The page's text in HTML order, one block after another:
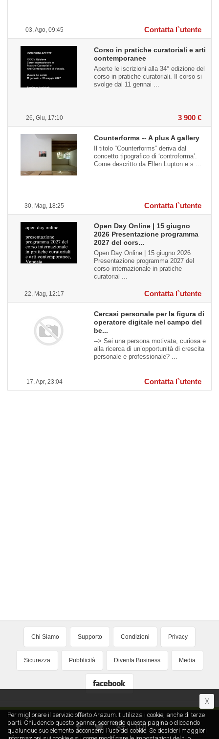
03, Ago, 09:45 Contatta l`utente
26, Giu, 17:10
Corso in pratiche curatoriali e arti
contemporanee
Aperte le iscrizioni alla 34° edizione del
corso in pratiche curatoriali. Il corso si
svolge dal 11 gennai ...
3 900 €
30, Mag, 18:25
Counterforms -- A plus A gallery
Il titolo “Counterforms” deriva dal
concetto tipografico di ‘controforma’.
Come descritto da Ellen Lupton e s ...
Contatta l`utente
22, Mag, 12:17
Open Day Online | 15 giugno
2026 Presentazione programma
2027 del cors...
Open Day Online | 15 giugno 2026
Presentazione programma 2027 del
corso internazionale in pratiche
curatorial ...
Contatta l`utente
17, Apr, 23:04
Cercasi personale per la figura di
operatore digitale nel campo del
be...
--> Sei una persona motivata, curiosa e
alla ricerca di un’opportunità di crescita
personale e professionale? ...
Contatta l`utente
Chi Siamo Supporto Condizioni Privacy
Sicurezza Pubblicità Diventa Business Media
Per migliorare il servizio offerto Arazum.it utilizza i cookie, anche di terze
parti. Chiudendo questo banner, scorrendo questa pagina o cliccando
qualunque suo elemento acconsenti l′uso dei cookie. Se desideri maggiori
X